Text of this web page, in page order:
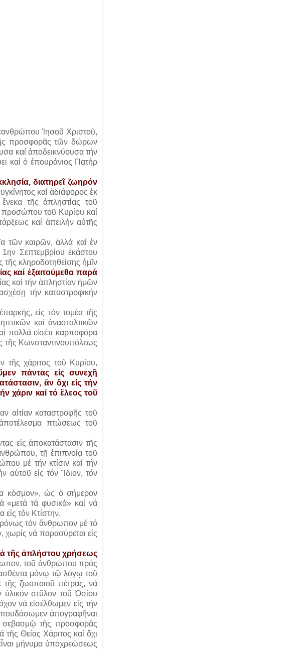
Ἰησοῦ Χριστοῦ,
προσφορᾶς τῶν δώρων
καί ἀποδεικνύουσα τήν
καί ὁ ἐπουράνιος Πατήρ
διατηρεῖ ζωηρόν
καί ἀδιάφορος ἐκ
τῆς ἀπληστίας τοῦ
προσώπου τοῦ Κυρίου καί
καί ἀπειλήν αὐτῆς
τῶν καιρῶν, ἀλλά καί ἐν
Σεπτεμβρίου ἑκάστου
τῆς κληροδοτηθείσης ἡμῖν
καί ἐξαιτούμεθα παρά
καί τήν ἀπληστίαν ἡμῶν
τήν καταστροφικήν
εἰς τόν τομέα τῆς
καί ἀνασταλτικῶν
πολλά εἰσέτι καρποφόρα
τῆς Κωνσταντινουπόλεως
τῆς χάριτος τοῦ Κυρίου,
πάντας εἰς συνεχῆ
ἄν ὄχι εἰς τήν
χάριν καί τό ἔλεος τοῦ
αἰτίαν καταστροφῆς τοῦ
ἀποτέλεσμα πτώσεως τοῦ
εἰς ἀποκατάστασιν τῆς
τῇ ἐπιπνοίᾳ τοῦ
μέ τήν κτίσιν καί τήν
αὐτοῦ εἰς τόν Ἴδιον, τόν
κόσμον», ὡς ὁ σήμερον
«μετά τά φυσικά» καί νά
τόν Κτίστην.
τόν ἄνθρωπον μέ τό
χωρίς νά παρασύρεται εἰς
τῆς ἀπλήστου χρήσεως
τοῦ ἀνθρώπου πρός
μόνῳ τῷ λόγῳ τοῦ
τῆς ζωοποιοῦ πέτρας, νά
ὑλικόν στῦλον τοῦ Ὁσίου
νά εἰσέλθωμεν εἰς τήν
ἀπογραφῆναι
σεβασμῷ τῆς προσφορᾶς
Θείας Χάριτος καί ὄχι
μήνυμα ὑποχρεώσεως